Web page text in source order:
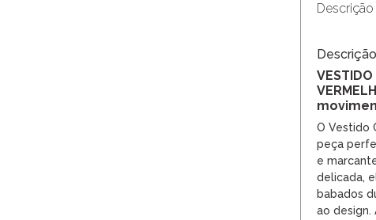
Descrição
Descrição
VESTIDO
O Vestido
peça
e
delicada,
babados
ao design.